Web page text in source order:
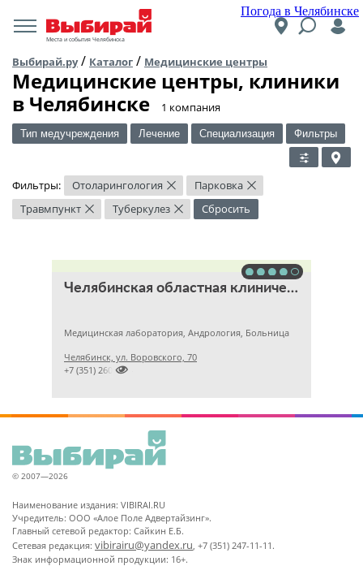
Погода в Челябинске
Места и события Челябинска
Выбирай.ру/ Каталог / Медицинские центры
Медицинские центры, клиники
в Челябинске
​1 компания
Тип медучреждения Лечение Специализация Фильтры
Фильтры: Отоларингология × Парковка ×
Травмпункт × Туберкулез × Сбросить
Челябинская областная клиническая больница
Медицинская лаборатория, Андрология, Больница
Челябинск, ул. Воровского, 70

+7 (351) 2609824
© 2007—2026
Наименование издания: VIBIRAI.RU
Учредитель: ООО «Алое Поле Адвертайзинг».
Главный сетевой редактор: Сайкин Е.Б.
Сетевая редакция: vibirairu@yandex.ru, +7 (351) 247-11-11.
Знак информационной продукции: 16+.